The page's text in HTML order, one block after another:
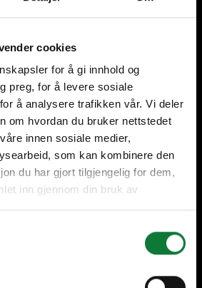
cookies
for å gi innhold og
preg, for å levere sosiale
å analysere trafikken vår. Vi deler
om hvordan du bruker nettstedet
innen sosiale medier,
som kan kombinere den
du har gjort tilgjengelig for dem,
inn gjennom din bruk av
DNA Gemaakt in Nederland
Partners in elke fase van